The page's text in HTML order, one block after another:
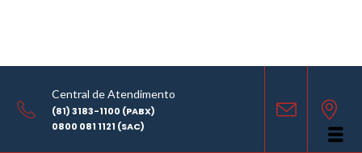
Central de Atendimento
(81) 3183-1100 (PABX)
0800 081 1121 (SAC)
COMPARTILHE
LABORATÓRIO